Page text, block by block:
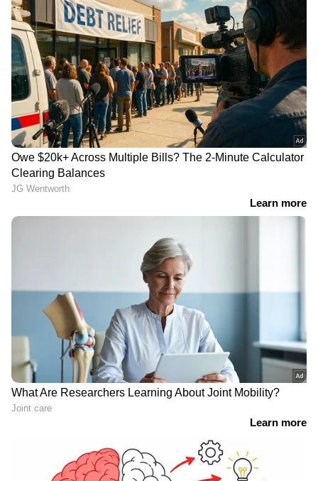
ശക്തമാക്കാനും ട്രംപ് സമ്മർദ്ദം
ചെലുത്തുന്നുണ്ട്. സൗദി അറേബ്യ, ജോർദാൻ,
ഈജിപ്ത് തുടങ്ങിയ രാജ്യങ്ങളിലെ
നേതാക്കളുമായി നടത്തിയ ചർച്ചയ്ക്ക്
പിന്നാലെ, സൗദിയും ഖത്തറും ഉൾപ്പെടെയുള്ള
പ്രമുഖ മുസ്ലീം രാജ്യങ്ങൾ ഈ കരാറിന്റെ
ഭാഗമാകേണ്ടത് അത്യന്താപേക്ഷിതമാണെന്ന്
ട്രംപ് തന്റെ സോഷ്യൽ മീഡിയ പ്ലാറ്റ്‌ഫോമായ
ട്രൂത്ത് സോഷ്യലിൽ കുറിച്ചു. പലസ്തീൻ
പ്രശ്നത്തിന് വ്യക്തമായ പരിഹാരമില്ലാതെ
സൗദി ഭരണാധികാരി മുഹമ്മദ് ബിൻ സൽമാൻ
എന്തിന് ഈ കരാറിനെ പിന്തുണയ്ക്കണം എന്ന
ചോദ്യത്തിന്, "കാരണം ഇത് സൗദി
അറേബ്യയ്ക്ക് ഏറ്റവും മികച്ചതാണ്"
എന്നായിരുന്നു ട്രംപിന്റെ മറുപടി. അമേരിക്കൻ
ഭരണകൂടത്തിൽ നിന്ന് പലപ്പോഴും സമ്മിശ്ര
പ്രതികരണങ്ങളാണ് പുറത്തുവരുന്നതെങ്കിലും,
ചർച്ചകളിൽ ചെറിയ രീതിയിലുള്ള
പുരോഗതിയുണ്ടെന്നും വരും ദിവസങ്ങളിൽ
ഇതിൽ കൂടുതൽ വ്യക്തത വരുമെന്നും യുഎസ്
സ്റ്റേറ്റ് സെക്രട്ടറി മാർക്കോ റൂബിയോ